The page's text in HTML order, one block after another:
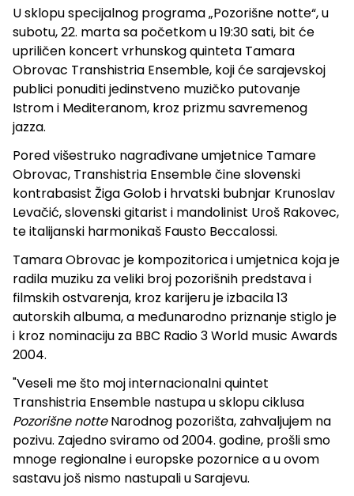
U sklopu specijalnog programa „Pozorišne notte“, u
subotu, 22. marta sa početkom u 19:30 sati, bit će
upriličen koncert vrhunskog quinteta Tamara
Obrovac Transhistria Ensemble, koji će sarajevskoj
publici ponuditi jedinstveno muzičko putovanje
Istrom i Mediteranom, kroz prizmu savremenog
jazza.
Pored višestruko nagrađivane umjetnice Tamare
Obrovac, Transhistria Ensemble čine slovenski
kontrabasist Žiga Golob i hrvatski bubnjar Krunoslav
Levačić, slovenski gitarist i mandolinist Uroš Rakovec,
te italijanski harmonikaš Fausto Beccalossi.
Tamara Obrovac je kompozitorica i umjetnica koja je
radila muziku za veliki broj pozorišnih predstava i
filmskih ostvarenja, kroz karijeru je izbacila 13
autorskih albuma, a međunarodno priznanje stiglo je
i kroz nominaciju za BBC Radio 3 World music Awards
2004.
"Veseli me što moj internacionalni quintet
Transhistria Ensemble nastupa u sklopu ciklusa
Pozorišne notteNarodnog pozorišta, zahvaljujem na
pozivu. Zajedno sviramo od 2004. godine, prošli smo
mnoge regionalne i europske pozornice a u ovom
sastavu još nismo nastupali u Sarajevu.